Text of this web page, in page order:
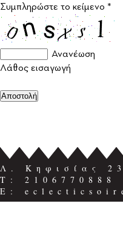
Συμπληρώστε το κείμενο *
Ανανέωση
Λάθος εισαγωγή
Λ. Κηφισίας
Τ: 2106770888
E: